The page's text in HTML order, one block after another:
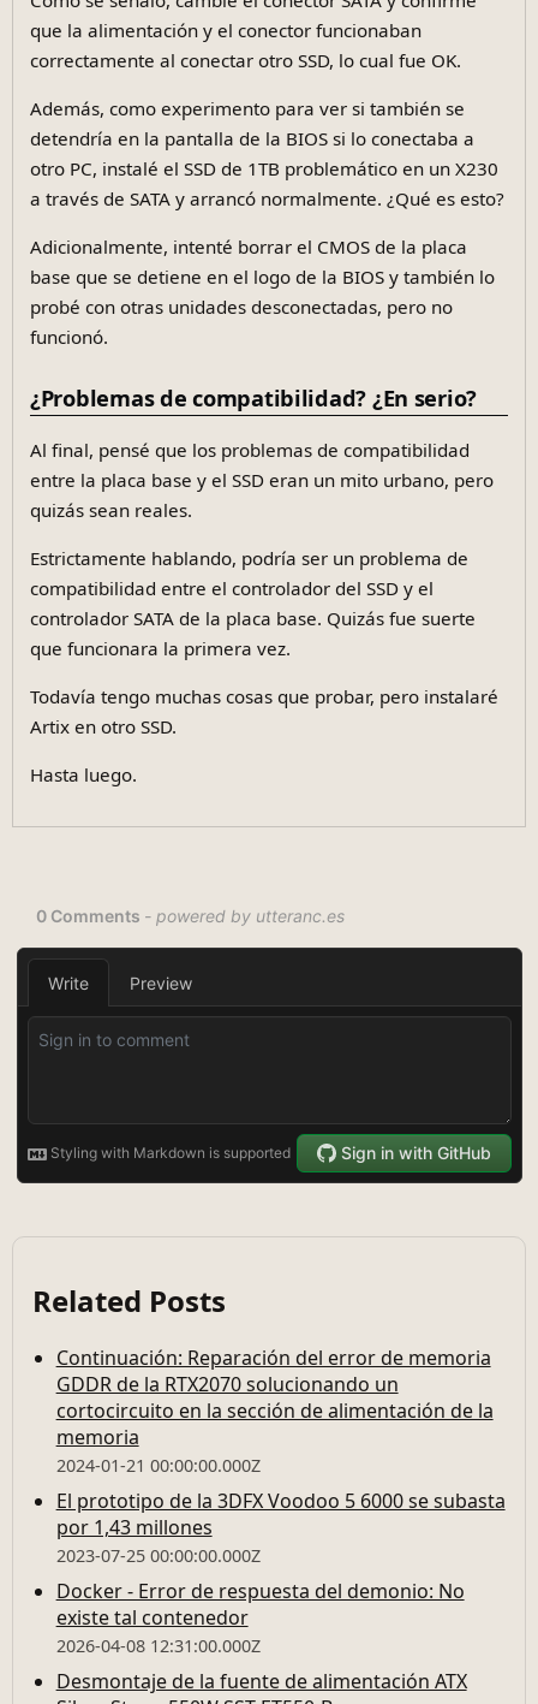
Como se señaló, cambié el conector SATA y confirmé
que la alimentación y el conector funcionaban
correctamente al conectar otro SSD, lo cual fue OK.
Además, como experimento para ver si también se
detendría en la pantalla de la BIOS si lo conectaba a
otro PC, instalé el SSD de 1TB problemático en un X230
a través de SATA y arrancó normalmente. ¿Qué es esto?
Adicionalmente, intenté borrar el CMOS de la placa
base que se detiene en el logo de la BIOS y también lo
probé con otras unidades desconectadas, pero no
funcionó.
¿Problemas de compatibilidad? ¿En serio?
Al final, pensé que los problemas de compatibilidad
entre la placa base y el SSD eran un mito urbano, pero
quizás sean reales.
Estrictamente hablando, podría ser un problema de
compatibilidad entre el controlador del SSD y el
controlador SATA de la placa base. Quizás fue suerte
que funcionara la primera vez.
Todavía tengo muchas cosas que probar, pero instalaré
Artix en otro SSD.
Hasta luego.
Related Posts
Continuación: Reparación del error de memoria
GDDR de la RTX2070 solucionando un
cortocircuito en la sección de alimentación de la
memoria
2024-01-21 00:00:00.000Z
El prototipo de la 3DFX Voodoo 5 6000 se subasta
por 1,43 millones
2023-07-25 00:00:00.000Z
Docker - Error de respuesta del demonio: No
existe tal contenedor
2026-04-08 12:31:00.000Z
Desmontaje de la fuente de alimentación ATX